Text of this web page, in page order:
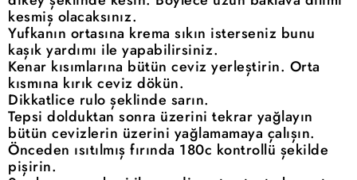
kesmiş olacaksınız.
Yufkanın ortasına krema sıkın isterseniz bunu
kaşık yardımı ile yapabilirsiniz.
Kenar kısımlarına bütün ceviz yerleştirin. Orta
kısmına kırık ceviz dökün.
Dikkatlice rulo şeklinde sarın.
Tepsi dolduktan sonra üzerini tekrar yağlayın
bütün cevizlerin üzerini yağlamamaya çalışın.
Önceden ısıtılmış fırında 180c kontrollü şekilde
pişirin.